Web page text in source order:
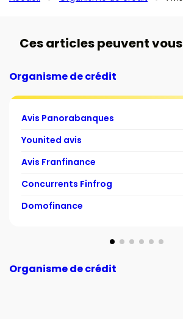
Ces articles peuvent
Organisme de crédit
Avis Panorabanques
Younited avis
Avis Franfinance
Concurrents Finfrog
Domofinance
Organisme de crédit